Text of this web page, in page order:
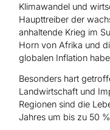
Klimawandel und
Haupttreiber der
anhaltende Krieg im
Horn von Afrika und
globalen Inflation
Besonders hart
Landwirtschaft und
Regionen sind die
Jahres um bis zu 50